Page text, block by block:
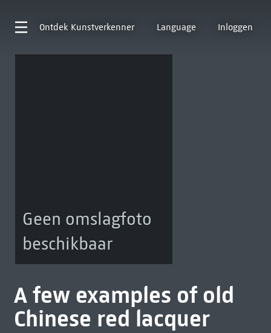
Ontdek Kunstverkenner Language Inloggen
Geen omslagfoto
beschikbaar
A few examples of old
Chinese red lacquer